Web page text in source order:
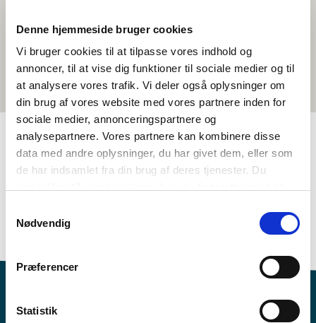
Denne hjemmeside bruger cookies
Vi bruger cookies til at tilpasse vores indhold og
annoncer, til at vise dig funktioner til sociale medier og til
at analysere vores trafik. Vi deler også oplysninger om
din brug af vores website med vores partnere inden for
sociale medier, annonceringspartnere og
analysepartnere. Vores partnere kan kombinere disse
data med andre oplysninger, du har givet dem, eller som
de har indsamlet fra din brug af deres tjenester. Du
Nødvendig
Præferencer
Statistik
TAGS
1-3 skoletimer